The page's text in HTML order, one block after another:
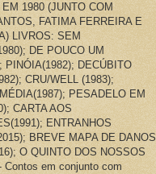
1980 (JUNTO COM
FATIMA FERREIRA E
LIVROS: SEM
DE POUCO UM
PINÓIA(1982); DECÚBITO
CRU/WELL (1983);
PESADELO EM
CARTA AOS
ENTRANHOS
BREVE MAPA DE DANOS
O QUINTO DOS NOSSOS
Contos em conjunto com